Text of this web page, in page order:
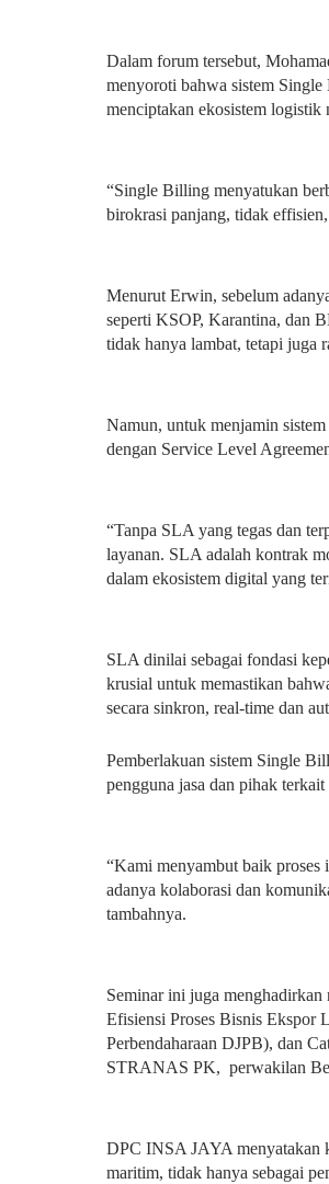
Dalam forum tersebut,
menyoroti bahwa sistem
menciptakan ekosistem logistik
“Single Billing menyatukan
birokrasi panjang, tidak
Menurut Erwin, sebelum
seperti KSOP, Karantina, dan
tidak hanya lambat, tetapi juga
Namun, untuk menjamin
dengan Service Level
“Tanpa SLA yang tegas dan
layanan. SLA adalah kontrak
dalam ekosistem digital yang
SLA dinilai sebagai fondasi
krusial untuk memastikan
secara sinkron, real-time dan
Pemberlakuan sistem Single
pengguna jasa dan pihak terkait
“Kami menyambut baik proses
adanya kolaborasi dan
tambahnya.
Seminar ini juga
Efisiensi Proses Bisnis Ekspor
Perbendaharaan DJPB), dan
STRANAS PK, perwakilan
DPC INSA JAYA menyatakan
maritim, tidak hanya sebagai